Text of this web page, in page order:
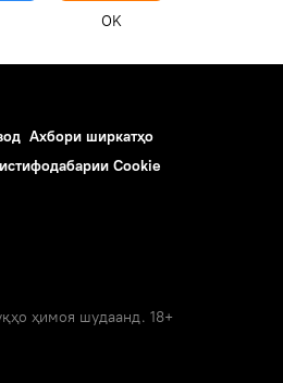
OK
Ахбори ширкатҳо
Cookie
ҳимоя шудаанд. 18+